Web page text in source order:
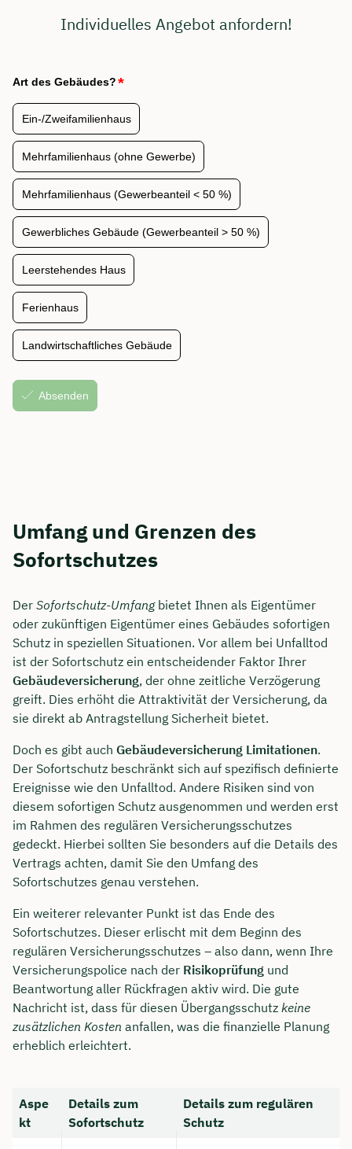
Individuelles Angebot anfordern!
Umfang und Grenzen des
Sofortschutzes
Der Sofortschutz-Umfangbietet Ihnen als Eigentümer
oder zukünftigen Eigentümer eines Gebäudes sofortigen
Schutz in speziellen Situationen. Vor allem bei Unfalltod
ist der Sofortschutz ein entscheidender Faktor Ihrer
Gebäudeversicherung, der ohne zeitliche Verzögerung
greift. Dies erhöht die Attraktivität der Versicherung, da
sie direkt ab Antragstellung Sicherheit bietet.
Doch es gibt auch Gebäudeversicherung Limitationen.
Der Sofortschutz beschränkt sich auf spezifisch definierte
Ereignisse wie den Unfalltod. Andere Risiken sind von
diesem sofortigen Schutz ausgenommen und werden erst
im Rahmen des regulären Versicherungsschutzes
gedeckt. Hierbei sollten Sie besonders auf die Details des
Vertrags achten, damit Sie den Umfang des
Sofortschutzes genau verstehen.
Ein weiterer relevanter Punkt ist das Ende des
Sofortschutzes. Dieser erlischt mit dem Beginn des
regulären Versicherungsschutzes – also dann, wenn Ihre
Versicherungspolice nach der Risikoprüfung und
Beantwortung aller Rückfragen aktiv wird. Die gute
Nachricht ist, dass für diesen Übergangsschutz keine
zusätzlichen Kosten anfallen, was die finanzielle Planung
erheblich erleichtert.
Aspe
kt
Details zum
Sofortschutz
Details zum regulären
Schutz